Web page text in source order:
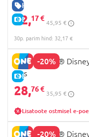
HEA HIND
E-HIND
32,17 €
45,95 €
30p. parim hind: 32,17 €
-20%
E-HIND
43265 LEGO®
loss
28,76 €
35,95 €
Lisatoote ostmisel e-
-20%
43271 LEGO®